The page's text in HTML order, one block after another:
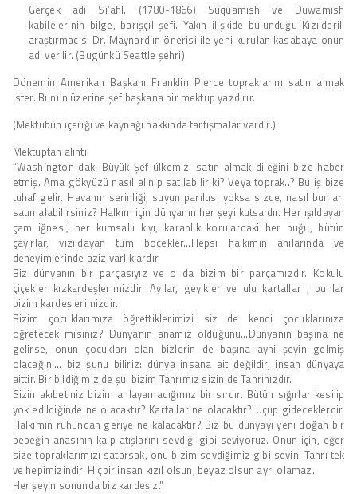
Gerçek adı Si’ahl. (1780-1866) Suquamish ve Duwamish
kabilelerinin bilge, barışçıl şefi. Yakın ilişkide bulunduğu Kızılderili
araştırmacısı Dr. Maynard’ın önerisi ile yeni kurulan kasabaya onun
adı verilir. (Bugünkü Seattle şehri)
Dönemin Amerikan Başkanı Franklin Pierce topraklarını satın almak
ister. Bunun üzerine şef başkana bir mektup yazdırır.
(Mektubun içeriği ve kaynağı hakkında tartışmalar vardır.)
Mektuptan alıntı:
“Washington daki Büyük Şef ülkemizi satın almak dileğini bize haber
etmiş. Ama gökyüzü nasıl alınıp satılabilir ki? Veya toprak..? Bu iş bize
tuhaf gelir. Havanın serinliği, suyun parıltısı yoksa sizde, nasıl bunları
satın alabilirsiniz? Halkım için dünyanın her şeyi kutsaldır. Her ışıldayan
çam iğnesi, her kumsallı kıyı, karanlık korulardaki her buğu, bütün
çayırlar, vızıldayan tüm böcekler…Hepsi halkımın anılarında ve
deneyimlerinde aziz varlıklardır.
Biz dünyanın bir parçasıyız ve o da bizim bir parçamızdır. Kokulu
çiçekler kızkardeşlerimizdir. Ayılar, geyikler ve ulu kartallar ; bunlar
bizim kardeşlerimizdir.
Bizim çocuklarımıza öğrettiklerimizi siz de kendi çocuklarınıza
öğretecek misiniz? Dünyanın anamız olduğunu…Dünyanın başına ne
gelirse, onun çocukları olan bizlerin de başına ayni şeyin gelmiş
olacağını… biz şunu biliriz: dünya insana ait değildir, insan dünyaya
aittir. Bir bildiğimiz de şu: bizim Tanrımız sizin de Tanrınızdır.
Sizin akıbetiniz bizim anlayamadığımız bir sırdır. Bütün sığırlar kesilip
yok edildiğinde ne olacaktır? Kartallar ne olacaktır? Uçup gideceklerdir.
Halkımın ruhundan geriye ne kalacaktır? Biz bu dünyayı yeni doğan bir
bebeğin anasının kalp atışlarını sevdiği gibi seviyoruz. Onun için, eğer
size topraklarımızı satarsak, onu bizim sevdiğimiz gibi sevin. Tanrı tek
ve hepimizindir. Hiçbir insan kızıl olsun, beyaz olsun ayrı olamaz.
Her şeyin sonunda biz kardeşiz.”